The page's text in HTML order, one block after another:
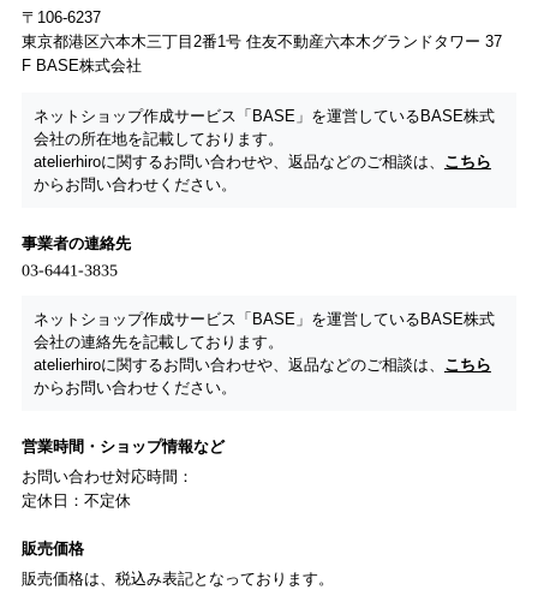
〒106-6237
東京都港区六本木三丁目2番1号 住友不動産六本木グランドタワー 37
F BASE株式会社
ネットショップ作成サービス「BASE」を運営しているBASE株式
会社の所在地を記載しております。
atelierhiroに関するお問い合わせや、返品などのご相談は、 こちら
からお問い合わせください。
事業者の連絡先
ネットショップ作成サービス「BASE」を運営しているBASE株式
会社の連絡先を記載しております。
atelierhiroに関するお問い合わせや、返品などのご相談は、 こちら
からお問い合わせください。
営業時間・ショップ情報など
お問い合わせ対応時間：
定休日：不定休
販売価格
販売価格は、税込み表記となっております。